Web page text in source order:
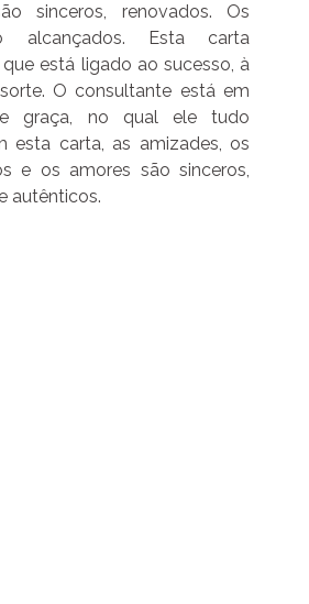
sinceros, renovados. Os
alcançados. Esta carta
está ligado ao sucesso, à
O consultante está em
graça, no qual ele tudo
esta carta, as amizades, os
e os amores são sinceros,
autênticos.